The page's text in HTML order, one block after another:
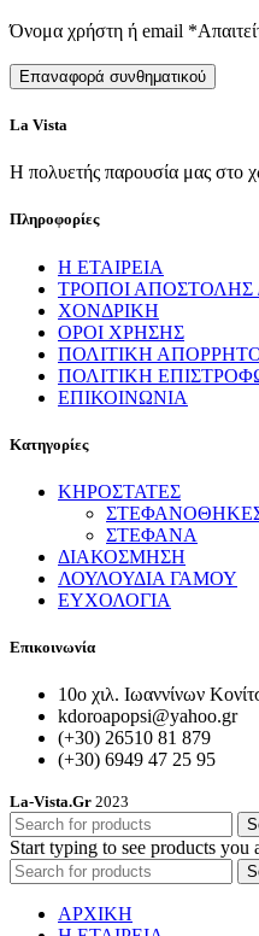
Όνομα χρήστη ή email *
Επαναφορά συνθηματικού
La Vista
Η πολυετής παρουσία μας στο
Πληροφορίες
Η ΕΤΑΙΡΕΙΑ
ΤΡΟΠΟΙ
ΧΟΝΔΡΙΚΗ
ΟΡΟΙ ΧΡΗΣΗΣ
ΠΟΛΙΤΙΚΗ
ΠΟΛΙΤΙΚΗ
ΕΠΙΚΟΙΝΩΝΙΑ
Κατηγορίες
ΚΗΡΟΣΤΑΤΕΣ
ΣΤΕΦΑΝΑ
ΔΙΑΚΟΣΜΗΣΗ
ΛΟΥΛΟΥΔΙΑ ΓΑΜΟΥ
ΕΥΧΟΛΟΓΙΑ
Επικοινωνία
10ο χιλ. Ιωαννίνων
kdoroapopsi@yahoo.gr
(+30) 26510 81 879
(+30) 6949 47 25 95
La-Vista.Gr 2023
Start typing to see products you
ΑΡΧΙΚΗ